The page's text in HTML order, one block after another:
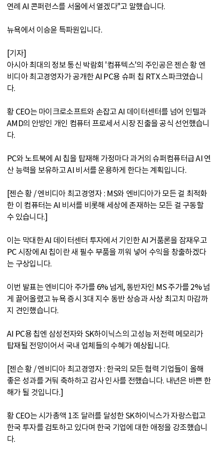
연례 AI 콘퍼런스를 서울에서 열겠다"고 말했습니다.
뉴욕에서 이승윤 특파원입니다.
[기자]
아시아 최대의 정보 통신 박람회 '컴퓨텍스'의 주인공은 젠슨 황 엔
비디아 최고경영자가 공개한 AI PC용 슈퍼 칩 RTX 스파크였습니
다.
황 CEO는 마이크로소프트와 손잡고 AI 데이터센터를 넘어 인텔과
AMD의 안방인 개인 컴퓨터 프로세서 시장 진출을 공식 선언했습니
다.
PC와 노트북에 AI 칩을 탑재해 가정마다 과거의 슈퍼컴퓨터급 AI 연
산 능력을 보유하고 AI 비서를 운용하게 한다는 계획입니다.
[젠슨 황 / 엔비디아 최고경영자 : MS와 엔비디아가 모든 걸 최적화
한 이 컴퓨터는 AI 비서를 비롯해 세상에 존재하는 모든 걸 구동할
수 있습니다.]
이는 막대한 AI 데이터센터 투자에서 기인한 AI 거품론을 잠재우고
PC 시장에 AI 칩이란 새 필수 부품을 끼워 넣어 수익을 창출하겠다
는 구상입니다.
이번 발표는 엔비디아 주가를 6% 넘게, 동반자인 MS 주가를 2% 넘
게 끌어올렸고 뉴욕 증시 3대 지수 동반 상승과 사상 최고치 마감까
지 견인했습니다.
AI PC용 칩엔 삼성전자와 SK하이닉스의 고성능 저전력 메모리가
탑재될 전망이어서 국내 업체들의 수혜가 예상됩니다.
[젠슨 황 / 엔비디아 최고경영자 : 한국의 모든 협력 기업들이 올해
좋은 성과를 거둬 축하하고 감사 인사를 전했습니다. 내년은 바쁜 한
해가 될 것입니다.]
황 CEO는 시가총액 1조 달러를 달성한 SK하이닉스가 자랑스럽고
한국 투자를 검토하고 있다며 한국 기업에 대한 애정을 강조했습니
다.